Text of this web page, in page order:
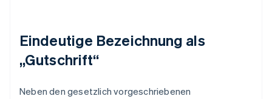
Eindeutige Bezeichnung als
„Gutschrift“
Neben den gesetzlich vorgeschriebenen